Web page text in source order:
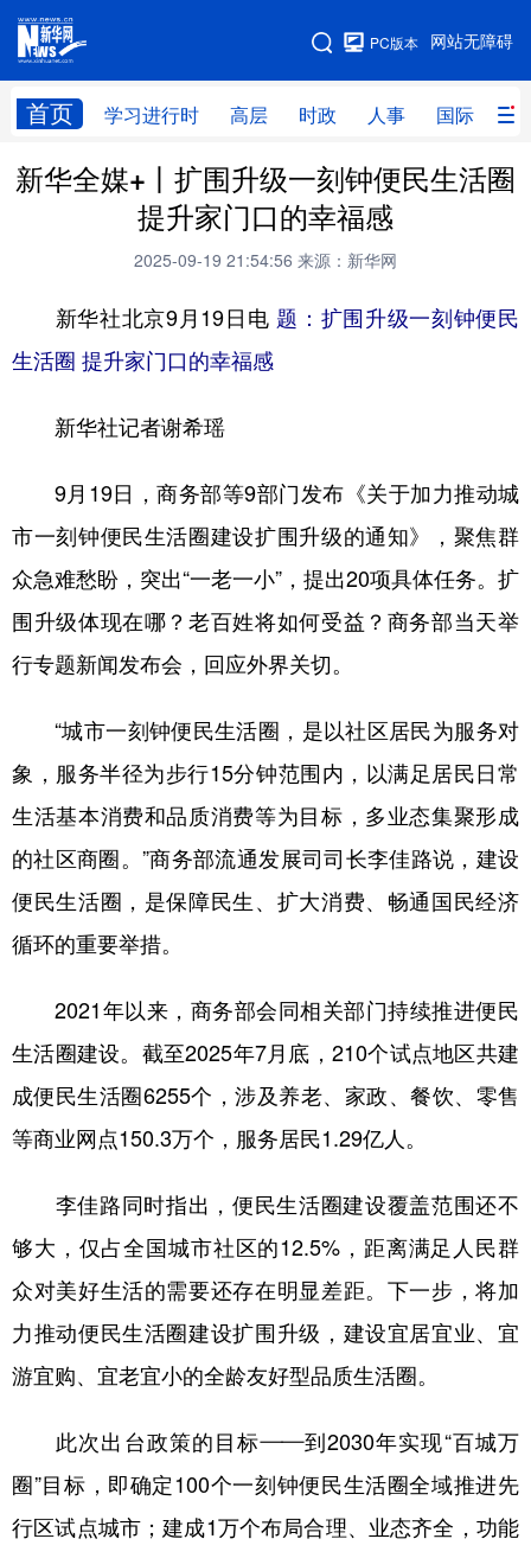
网站无障碍
PC版本
首页 学习进行时 高层 时政 人事 国际 财
网站地图
学习进行时 高层 时政 人事
财经 网评
科技 科创 量子 体育
文化 书画
访谈 视频
食品 人居 信息化 数字经济
学术中国 乡村振兴 银龄 溯源中国
城市 旅游 能源 会展
彩票 娱乐 时尚
公益 一带一路 亚太网 上市公司
文化产业
地方频道
北京 天津 河北 山西
浙江 安徽 福建 江西
山东 河南 湖北 湖南
陕西 甘肃 青海 宁夏
Русский язык 日本語 한국어
新华全媒+丨扩围升级一刻钟便民生活圈
提升家门口的幸福感
2025-09-19 21:54:56 来源：新华网
新华社北京9月19日电 题：扩围升级一刻钟便民
生活圈 提升家门口的幸福感
新华社记者谢希瑶
9月19日，商务部等9部门发布《关于加力推动城
市一刻钟便民生活圈建设扩围升级的通知》，聚焦群
众急难愁盼，突出“一老一小”，提出20项具体任务。扩
围升级体现在哪？老百姓将如何受益？商务部当天举
行专题新闻发布会，回应外界关切。
“城市一刻钟便民生活圈，是以社区居民为服务对
象，服务半径为步行15分钟范围内，以满足居民日常
生活基本消费和品质消费等为目标，多业态集聚形成
的社区商圈。”商务部流通发展司司长李佳路说，建设
便民生活圈，是保障民生、扩大消费、畅通国民经济
循环的重要举措。
2021年以来，商务部会同相关部门持续推进便民
生活圈建设。截至2025年7月底，210个试点地区共建
成便民生活圈6255个，涉及养老、家政、餐饮、零售
等商业网点150.3万个，服务居民1.29亿人。
李佳路同时指出，便民生活圈建设覆盖范围还不
够大，仅占全国城市社区的12.5%，距离满足人民群
众对美好生活的需要还存在明显差距。下一步，将加
力推动便民生活圈建设扩围升级，建设宜居宜业、宜
游宜购、宜老宜小的全龄友好型品质生活圈。
此次出台政策的目标——到2030年实现“百城万
圈”目标，即确定100个一刻钟便民生活圈全域推进先
行区试点城市；建成1万个布局合理、业态齐全，功能